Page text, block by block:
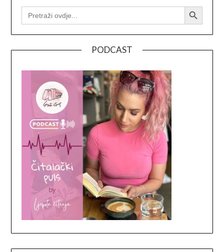
SEARCH
FOR:
Search Button
PODCAST